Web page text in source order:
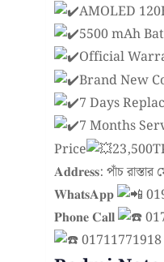
AMOLED
5500 mAh
Official
Brand New
7 Days
7 Months
Price
𝐀𝐝𝐝𝐫𝐞𝐬𝐬: পাঁচ রাস্তার
𝐖𝐡𝐚𝐭𝐬𝐀𝐩𝐩
𝐏𝐡𝐨𝐧𝐞 𝐂𝐚𝐥𝐥
01711771918